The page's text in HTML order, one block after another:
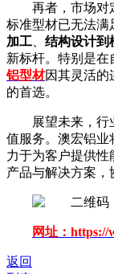
再者，市场对
标准型材已无法满
加工
结构设计到
新标杆。特别是在
铝型材因其灵活的
的首选。
展望未来，
值服务。澳宏铝业
力于为客户提供性
产品与解决方案，
网址：https://
返回